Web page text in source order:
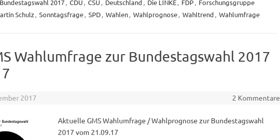
Bundestagswahl 2017, CDU , CSU , Deutschland , Die LINKE, FDP, Forschungsgruppe
Schulz, Sonntagsfrage, SPD, Wahlen, Wahlprognose, Wahltrend , Wahlumfrage
Wahlumfrage zur Bundestagswahl 2017
2017 2 Kommentare
Aktuelle GMS Wahlumfrage / Wahlprognose zur Bundestagswahl
2017 vom 21.09.17